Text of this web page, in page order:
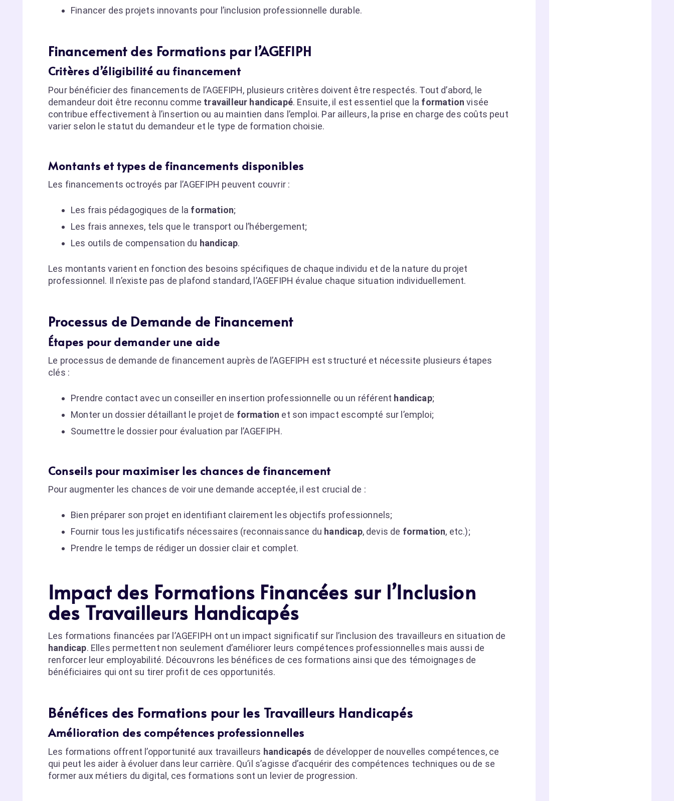
Financer des projets innovants pour l’inclusion professionnelle durable.
Financement des Formations par l’AGEFIPH
Critères d’éligibilité au financement
Pour bénéficier des financements de l’AGEFIPH, plusieurs critères doivent être respectés. Tout d’abord, le
demandeur doit être reconnu comme travailleur handicapé. Ensuite, il est essentiel que la formation visée
contribue effectivement à l’insertion ou au maintien dans l’emploi. Par ailleurs, la prise en charge des coûts peut
varier selon le statut du demandeur et le type de formation choisie.
Montants et types de financements disponibles
Les financements octroyés par l’AGEFIPH peuvent couvrir :
Les frais pédagogiques de la formation;
Les frais annexes, tels que le transport ou l’hébergement;
Les outils de compensation du handicap.
Les montants varient en fonction des besoins spécifiques de chaque individu et de la nature du projet
professionnel. Il n’existe pas de plafond standard, l’AGEFIPH évalue chaque situation individuellement.
Processus de Demande de Financement
Étapes pour demander une aide
Le processus de demande de financement auprès de l’AGEFIPH est structuré et nécessite plusieurs étapes
clés :
Prendre contact avec un conseiller en insertion professionnelle ou un référent handicap;
Monter un dossier détaillant le projet de formation et son impact escompté sur l’emploi;
Soumettre le dossier pour évaluation par l’AGEFIPH.
Conseils pour maximiser les chances de financement
Pour augmenter les chances de voir une demande acceptée, il est crucial de :
Bien préparer son projet en identifiant clairement les objectifs professionnels;
Fournir tous les justificatifs nécessaires (reconnaissance du handicap, devis de formation, etc.);
Prendre le temps de rédiger un dossier clair et complet.
Impact des Formations Financées sur l’Inclusion
des Travailleurs Handicapés
Les formations financées par l’AGEFIPH ont un impact significatif sur l’inclusion des travailleurs en situation de
handicap. Elles permettent non seulement d’améliorer leurs compétences professionnelles mais aussi de
renforcer leur employabilité. Découvrons les bénéfices de ces formations ainsi que des témoignages de
bénéficiaires qui ont su tirer profit de ces opportunités.
Bénéfices des Formations pour les Travailleurs Handicapés
Amélioration des compétences professionnelles
Les formations offrent l’opportunité aux travailleurs handicapés de développer de nouvelles compétences, ce
qui peut les aider à évoluer dans leur carrière. Qu’il s’agisse d’acquérir des compétences techniques ou de se
former aux métiers du digital, ces formations sont un levier de progression.